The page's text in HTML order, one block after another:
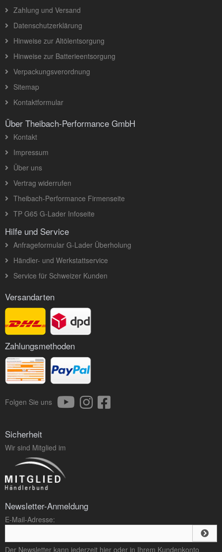
Zahlung und Versand
Datenschutzerklärung
Hinweise zur Altölentsorgung
Hinweise zur Batterieentsorgung
Verpackungsverordnung
Sitemap
Kontaktformular
Über Theibach-Performance GmbH
Kontakt
Impressum
Über uns
Vertrag widerrufen
Theibach-Performance Firmenseite
TP G65 G-Lader Infoseite
Hilfe und Service
Anfrageformular G-Lader Überholung
Händler- und Werkstattservice
Service für Schweizer Kunden
Versandarten
Zahlungsmethoden
Folgen Sie uns
Sicherheit
Wir sind Mitglied im
Newsletter-Anmeldung
E-Mail-Adresse:
Der Newsletter kann jederzeit hier oder in Ihrem Kundenkonto